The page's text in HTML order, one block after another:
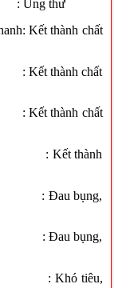
thư
Kết thành chất
thành chất
Kết thành chất
: Kết thành
: Đau bụng,
Đau bụng,
: Khó tiêu,